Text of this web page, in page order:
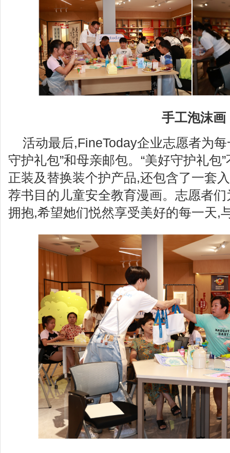
手工泡沫画
活动最后,FineToday企业志愿者为
守护礼包”和母亲邮包。“美好守护礼包
正装及替换装个护产品,还包含了一套
荐书目的儿童安全教育漫画。志愿者
拥抱,希望她们悦然享受美好的每一天,